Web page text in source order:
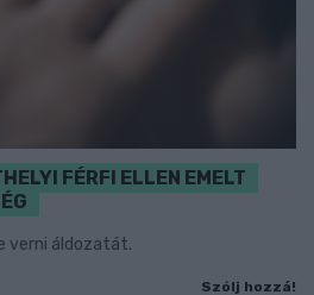
FÉRFI ELLEN EMELT
verni áldozatát.
Szólj hozzá!